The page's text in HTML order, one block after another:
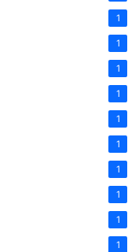
1
1
1
1
1
1
1
1
1
1